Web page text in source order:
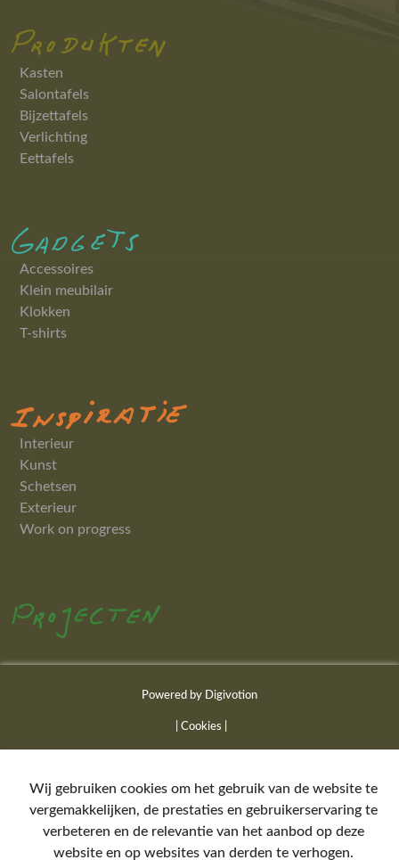
Kasten
Salontafels
Bijzettafels
Verlichting
Eettafels
Accessoires
Klein meubilair
Klokken
T-shirts
Interieur
Kunst
Schetsen
Exterieur
Work on progress
Powered by Digivotion
| Cookies |
Wij gebruiken cookies om het gebruik van de website te
vergemakkelijken, de prestaties en gebruikerservaring te
verbeteren en de relevantie van het aanbod op deze
website en op websites van derden te verhogen.